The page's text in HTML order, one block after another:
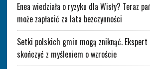
Enea wiedziała o ryzyku dla Wisły? Teraz
może zapłacić za lata bezczynności
Setki polskich gmin mogą zniknąć. Ekspert
skończyć z myśleniem o wzroście